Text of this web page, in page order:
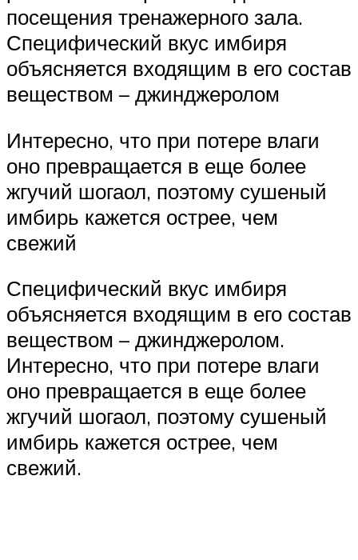
посещения тренажерного зала.
Специфический вкус имбиря
объясняется входящим в его состав
веществом – джинджеролом
Интересно, что при потере влаги
оно превращается в еще более
жгучий шогаол, поэтому сушеный
имбирь кажется острее, чем
свежий
Специфический вкус имбиря
объясняется входящим в его состав
веществом – джинджеролом.
Интересно, что при потере влаги
оно превращается в еще более
жгучий шогаол, поэтому сушеный
имбирь кажется острее, чем
свежий.